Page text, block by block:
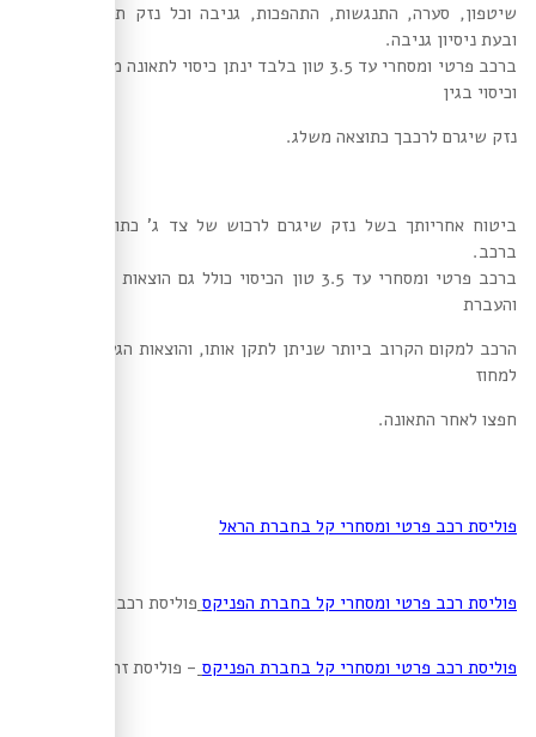
שיטפון, סערה, התנגשות, התהפכות, גניבה וכל נזק תוך כדי גניבה
ובעת ניסיון גניבה.
ברכב פרטי ומסחרי עד 3.5 טון בלבד ינתן כיסוי לתאונה מכל סוג שהוא,
וכיסוי בגין
נזק שיגרם לרכבך כתוצאה משלג.
ביטוח אחריותך בשל נזק שיגרם לרכוש של צד ג' כתוצאה משימוש
ברכב.
ברכב פרטי ומסחרי עד 3.5 טון הכיסוי כולל גם הוצאות לצורך שמירת
והעברת
הרכב למקום הקרוב ביותר שניתן לתקן אותו, והוצאות הגעתו של צד ג'
למחוז
חפצו לאחר התאונה.
פוליסת רכב פרטי ומסחרי קל בחברת הראל
פוליסת רכב פרטי ומסחרי קל בחברת הפניקס פוליסת רכבית
פוליסת רכב פרטי ומסחרי קל בחברת הפניקס - פוליסת זהיר